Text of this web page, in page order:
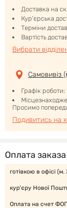
Доставка на
Кур'єрська
Терміни
Вартість
Вибрати
Самовивіз
Графік
Просимо
Подивитись на
Оплата заказа
готівкою в офісі
кур'єру Нової
Оплата на счет